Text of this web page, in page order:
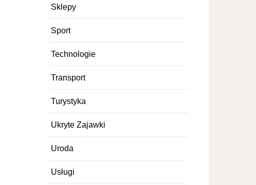
Sklepy
Sport
Technologie
Transport
Turystyka
Ukryte Zajawki
Uroda
Usługi